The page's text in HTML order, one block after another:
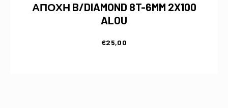
ΑΠΟΧΗ B/DIAMOND 8T-6MM 2X100
ALOU
€25,00